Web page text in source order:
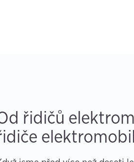
řidičů